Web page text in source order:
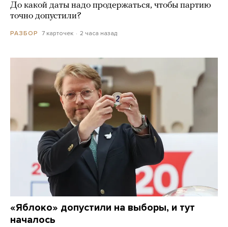
До какой даты надо продержаться, чтобы партию
точно допустили?
РАЗБОР 7 карточек 2 часа назад
«Яблоко» допустили на выборы, и тут
началось